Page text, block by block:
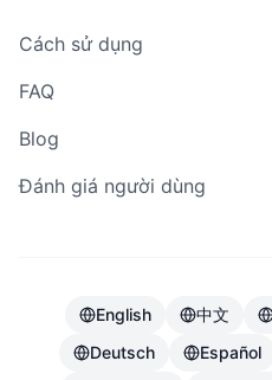
Cách sử dụng
FAQ
Blog
Đánh giá người dùng
English 中文
Deutsch
Español